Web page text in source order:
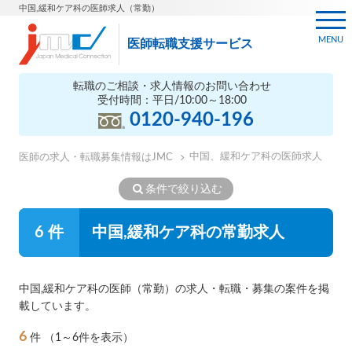
中国,緩和ケア科の医師求人（常勤）
医師転職支援サービス
転職のご相談・求人情報のお問い合わせ
受付時間：平日/10:00～18:00
0120-940-196
MENU
医師の求人・転職募集情報はJMC 中国、緩和ケア科の医師求人
条件で絞り込む
6 件 中国,緩和ケア科の常勤求人
中国,緩和ケア科の医師（常勤）の求人・転職・募集の案件を掲
載しています。
6 件 （1～6件を表示）